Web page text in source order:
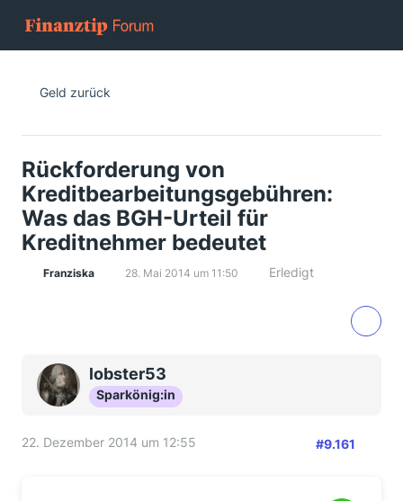
Geld zurück
Rückforderung von
Kreditbearbeitungsgebühren:
Was das BGH-Urteil für
Kreditnehmer bedeutet
Franziska 28. Mai 2014 um 11:50 Erledigt
lobster53
Sparkönig:in
22. Dezember 2014 um 12:55 #9.161